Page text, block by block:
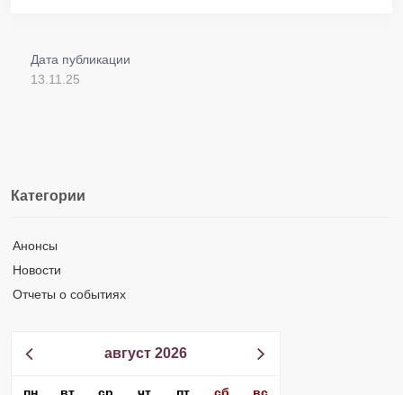
Дата публикации
13.11.25
Категории
Анонсы
Новости
Отчеты о событиях
август 2026